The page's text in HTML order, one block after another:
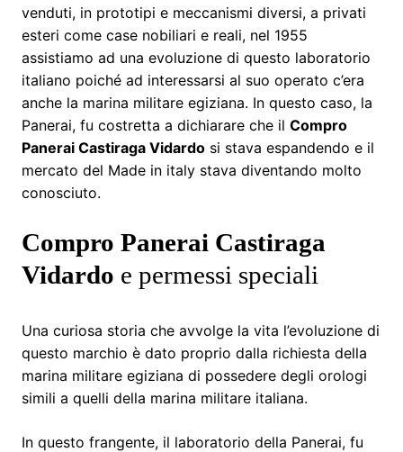
venduti, in prototipi e meccanismi diversi, a privati
esteri come case nobiliari e reali, nel 1955
assistiamo ad una evoluzione di questo laboratorio
italiano poiché ad interessarsi al suo operato c’era
anche la marina militare egiziana. In questo caso, la
Panerai, fu costretta a dichiarare che il Compro
Panerai Castiraga Vidardo si stava espandendo e il
mercato del Made in italy stava diventando molto
conosciuto.
Compro Panerai Castiraga
Vidardo e permessi speciali
Una curiosa storia che avvolge la vita l’evoluzione di
questo marchio è dato proprio dalla richiesta della
marina militare egiziana di possedere degli orologi
simili a quelli della marina militare italiana.
In questo frangente, il laboratorio della Panerai, fu